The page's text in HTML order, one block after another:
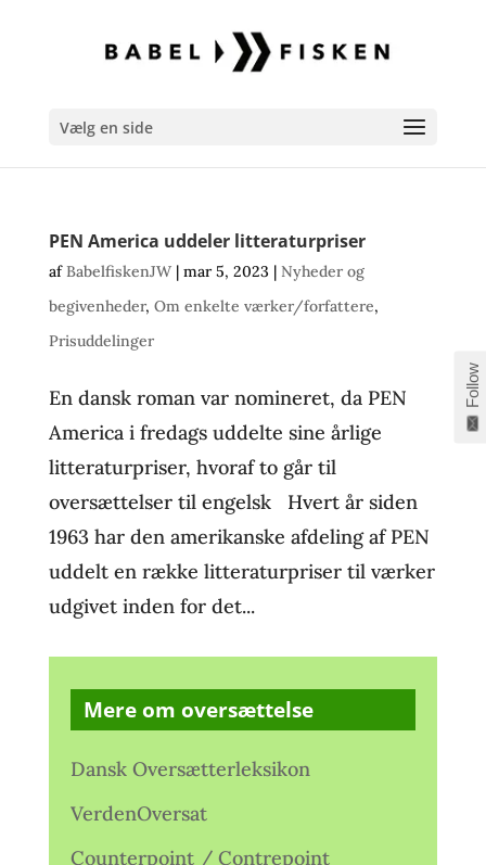
Vælg en side
PEN America uddeler litteraturpriser
afBabelfiskenJW| mar 5, 2023| Nyheder og
begivenheder, Om enkelte værker/forfattere,
Prisuddelinger
En dansk roman var nomineret, da PEN
America i fredags uddelte sine årlige
litteraturpriser, hvoraf to går til
oversættelser til engelsk Hvert år siden
1963 har den amerikanske afdeling af PEN
uddelt en række litteraturpriser til værker
udgivet inden for det...
Mere om oversættelse
Dansk Oversætterleksikon
VerdenOversat
Counterpoint / Contrepoint
Follow